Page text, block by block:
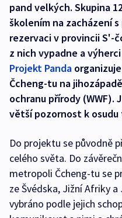
pand velkých. Skupina
školením na zacházení
rezervaci v provincii S'-
z nich vypadne a
Projekt Panda
Čcheng-tu na
ochranu přírody
větší pozornost k
Do projektu se původně
celého světa. Do
metropoli Čcheng-tu se
ze Švédska, Jižní Afriky
vybráno podle jejich